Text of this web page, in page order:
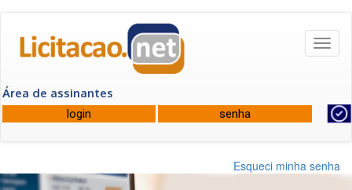
Área de assinantes
Esqueci minha senha